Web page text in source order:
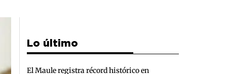
Lo último
El Maule registra récord histórico en